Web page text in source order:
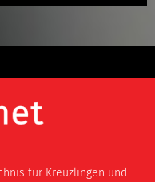
für Kreuzlingen und